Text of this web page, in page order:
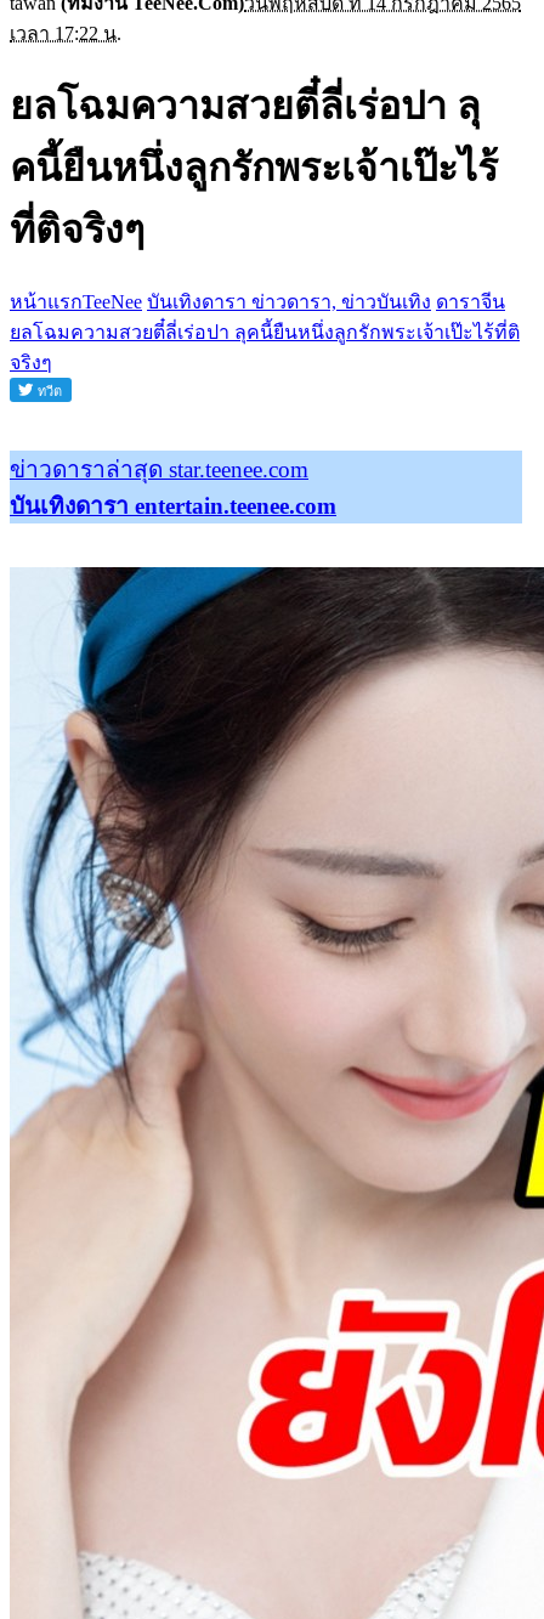
เวลา 17:22 น.
ยลโฉมความสวยตี๋ลี่เร่อปา ลุ
คนี้ยืนหนึ่งลูกรักพระเจ้าเป๊ะไร้
ที่ติจริงๆ
หน้าแรกTeeNee บันเทิงดารา ข่าวดารา, ข่าวบันเทิง ดาราจีน
ยลโฉมความสวยตี๋ลี่เร่อปา ลุคนี้ยืนหนึ่งลูกรักพระเจ้าเป๊ะไร้ที่ติ
จริงๆ
ข่าวดาราล่าสุด star.teenee.com
บันเทิงดารา entertain.teenee.com